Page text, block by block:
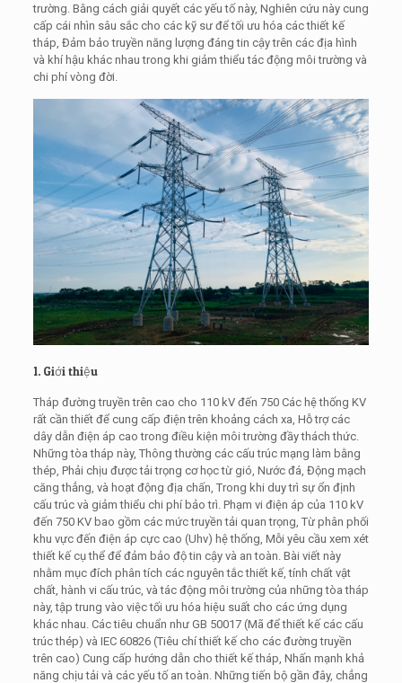
trường. Bằng cách giải quyết các yếu tố này, Nghiên cứu này cung
cấp cái nhìn sâu sắc cho các kỹ sư để tối ưu hóa các thiết kế
tháp, Đảm bảo truyền năng lượng đáng tin cậy trên các địa hình
và khí hậu khác nhau trong khi giảm thiểu tác động môi trường và
chi phí vòng đời.
1. Giới thiệu
Tháp đường truyền trên cao cho 110 kV đến 750 Các hệ thống KV
rất cần thiết để cung cấp điện trên khoảng cách xa, Hỗ trợ các
dây dẫn điện áp cao trong điều kiện môi trường đầy thách thức.
Những tòa tháp này, Thông thường các cấu trúc mạng làm bằng
thép, Phải chịu được tải trọng cơ học từ gió, Nước đá, Động mạch
căng thẳng, và hoạt động địa chấn, Trong khi duy trì sự ổn định
cấu trúc và giảm thiểu chi phí bảo trì. Phạm vi điện áp của 110 kV
đến 750 KV bao gồm các mức truyền tải quan trọng, Từ phân phối
khu vực đến điện áp cực cao (Uhv) hệ thống, Mỗi yêu cầu xem xét
thiết kế cụ thể để đảm bảo độ tin cậy và an toàn. Bài viết này
nhằm mục đích phân tích các nguyên tắc thiết kế, tính chất vật
chất, hành vi cấu trúc, và tác động môi trường của những tòa tháp
này, tập trung vào việc tối ưu hóa hiệu suất cho các ứng dụng
khác nhau. Các tiêu chuẩn như GB 50017 (Mã để thiết kế các cấu
trúc thép) và IEC 60826 (Tiêu chí thiết kế cho các đường truyền
trên cao) Cung cấp hướng dẫn cho thiết kế tháp, Nhấn mạnh khả
năng chịu tải và các yếu tố an toàn. Những tiến bộ gần đây, chẳng